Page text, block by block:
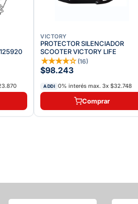
VICTORY
PROTECTOR SILENCIADOR
SCOOTER VICTORY LIFE
★★★★☆ (16)
$98.243
ADDI 0% interés max. 3x $32.748
Comprar